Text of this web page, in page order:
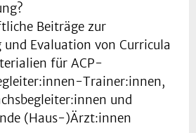
Beiträge zur
Evaluation von Curricula
für ACP-
Trainer:innen,
und
(Haus-)Ärzt:innen